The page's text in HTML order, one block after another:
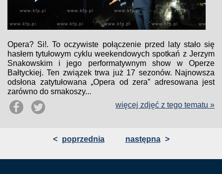
Opera? Si!. To oczywiste połączenie przed laty stało się
hasłem tytułowym cyklu weekendowych spotkań z Jerzym
Snakowskim i jego performatywnym show w Operze
Bałtyckiej. Ten związek trwa już 17 sezonów. Najnowsza
odsłona zatytułowana „Opera od zera” adresowana jest
zarówno do smakoszy...
więcej zdjęć z tego tematu »
< poprzednia następna >